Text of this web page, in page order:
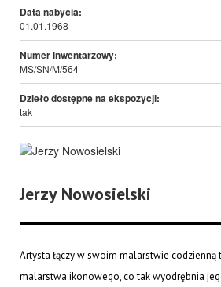
Data nabycia:
01.01.1968
Numer inwentarzowy:
MS/SN/M/564
Dzieło dostępne na ekspozycji:
tak
Jerzy Nowosielski
Artysta łączy w swoim malarstwie codzienną
malarstwa ikonowego, co tak wyodrębnia